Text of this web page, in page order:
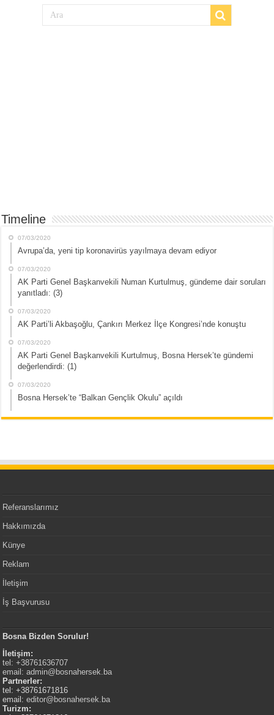
Timeline
07/03/2020
Avrupa’da, yeni tip koronavirüs yayılmaya devam ediyor
07/03/2020
AK Parti Genel Başkanvekili Numan Kurtulmuş, gündeme dair soruları
yanıtladı: (3)
07/03/2020
AK Parti’li Akbaşoğlu, Çankırı Merkez İlçe Kongresi’nde konuştu
07/03/2020
AK Parti Genel Başkanvekili Kurtulmuş, Bosna Hersek’te gündemi
değerlendirdi: (1)
07/03/2020
Bosna Hersek’te “Balkan Gençlik Okulu” açıldı
Referanslarımız
Hakkımızda
Künye
Reklam
İletişim
İş Başvurusu
Bosna Bizden Sorulur!
İletişim:
tel: +38761636707
email:admin@bosnahersek.ba
Partnerler:
tel: +38761671816
email:editor@bosnahersek.ba
Turizm: